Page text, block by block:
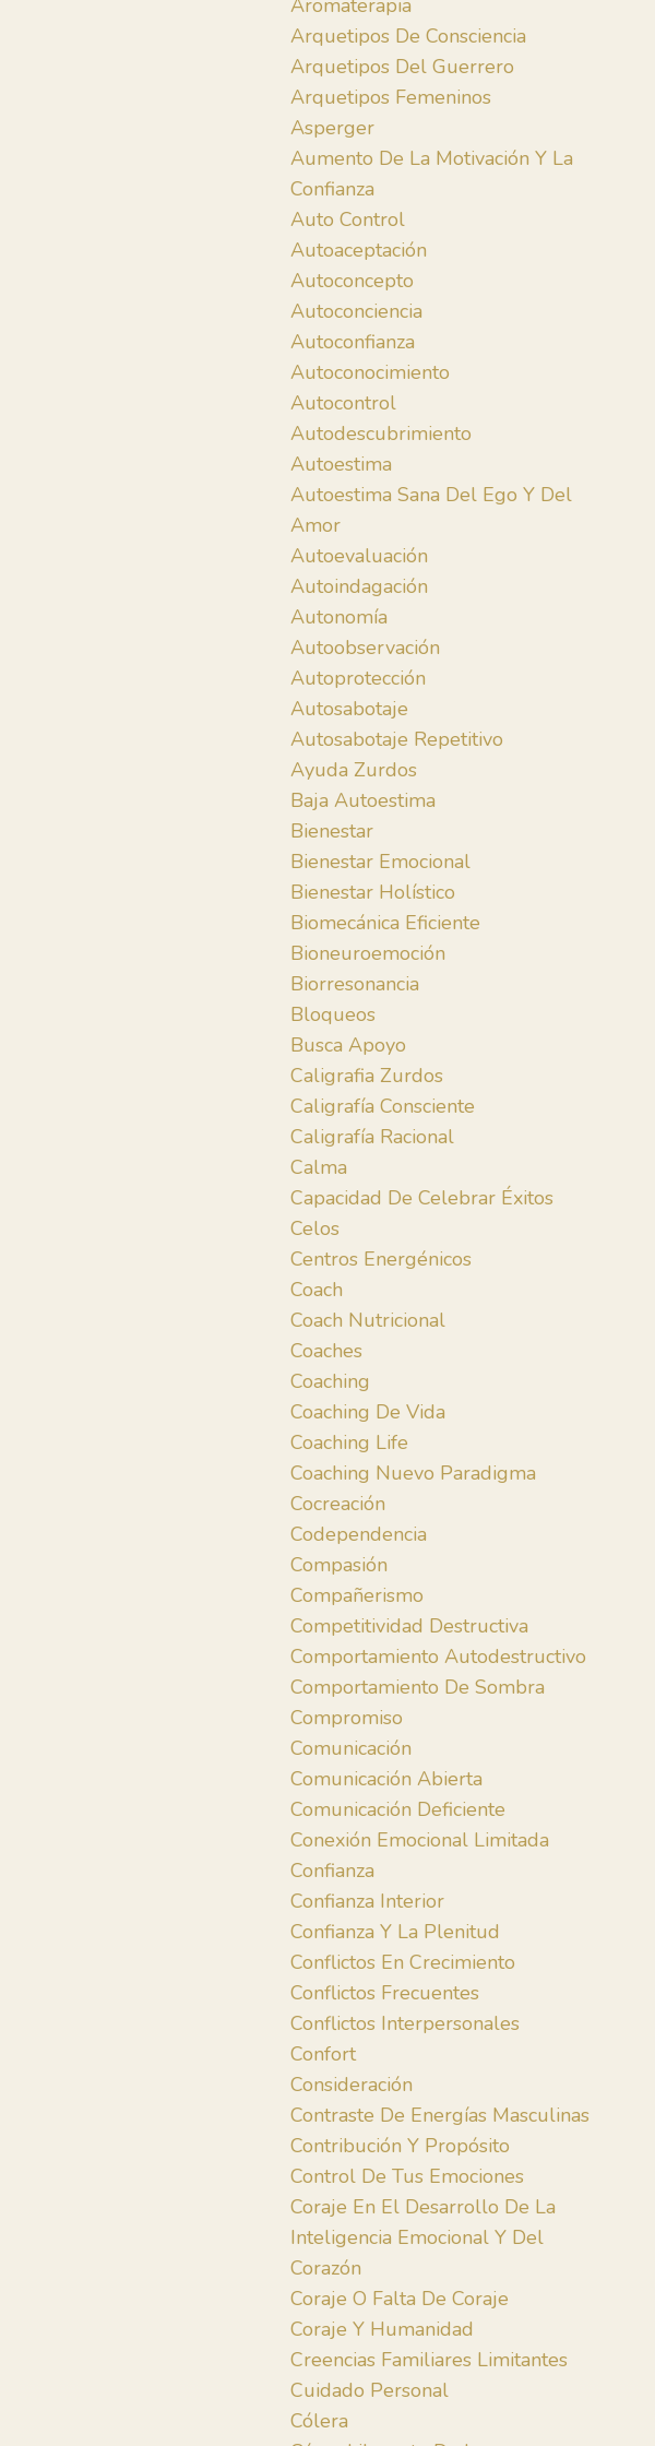
Arquetipos De Consciencia
Arquetipos Del Guerrero
Arquetipos Femeninos
Asperger
Aumento De La Motivación Y La
Confianza
Auto Control
Autoaceptación
Autoconcepto
Autoconciencia
Autoconfianza
Autoconocimiento
Autocontrol
Autodescubrimiento
Autoestima
Autoestima Sana Del Ego Y Del
Amor
Autoevaluación
Autoindagación
Autonomía
Autoobservación
Autoprotección
Autosabotaje
Autosabotaje Repetitivo
Ayuda Zurdos
Baja Autoestima
Bienestar
Bienestar Emocional
Bienestar Holístico
Biomecánica Eficiente
Bioneuroemoción
Biorresonancia
Bloqueos
Busca Apoyo
Caligrafia Zurdos
Caligrafía Consciente
Caligrafía Racional
Calma
Capacidad De Celebrar Éxitos
Celos
Centros Energénicos
Coach
Coach Nutricional
Coaches
Coaching
Coaching De Vida
Coaching Life
Coaching Nuevo Paradigma
Cocreación
Codependencia
Compasión
Compañerismo
Competitividad Destructiva
Comportamiento Autodestructivo
Comportamiento De Sombra
Compromiso
Comunicación
Comunicación Abierta
Comunicación Deficiente
Conexión Emocional Limitada
Confianza
Confianza Interior
Confianza Y La Plenitud
Conflictos En Crecimiento
Conflictos Frecuentes
Conflictos Interpersonales
Confort
Consideración
Contraste De Energías Masculinas
Contribución Y Propósito
Control De Tus Emociones
Coraje En El Desarrollo De La
Inteligencia Emocional Y Del
Corazón
Coraje O Falta De Coraje
Coraje Y Humanidad
Creencias Familiares Limitantes
Cuidado Personal
Cólera